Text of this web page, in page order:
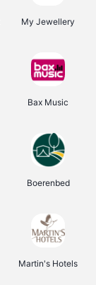
My Jewellery
Bax Music
Boerenbed
Martin's Hotels